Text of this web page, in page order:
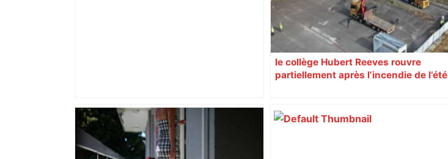
« Rien d'inquiétant » pour Guillaume
Restes, le gardien de Toulouse, après
sa sortie à Metz – L'Équipe
le collège Hubert Reeves rouvre
partiellement après l’incendie de l’été